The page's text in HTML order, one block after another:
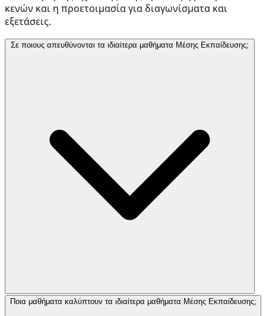
κενών και η προετοιμασία για διαγωνίσματα και
εξετάσεις.
Σε ποιους απευθύνονται τα ιδιαίτερα μαθήματα Μέσης Εκπαίδευσης;
Ποια μαθήματα καλύπτουν τα ιδιαίτερα μαθήματα Μέσης Εκπαίδευσης;